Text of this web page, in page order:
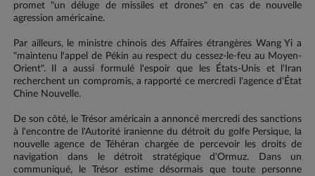
promet "un déluge de missiles et drones" en cas de nouvelle
agression américaine.
Par ailleurs, le ministre chinois des Affaires étrangères Wang Yi a
"maintenu l'appel de Pékin au respect du cessez-le-feu au Moyen-
Orient". Il a aussi formulé l'espoir que les États-Unis et l'Iran
recherchent un compromis, a rapporté ce mercredi l'agence d'État
Chine Nouvelle.
De son côté, le Trésor américain a annoncé mercredi des sanctions
à l'encontre de l'Autorité iranienne du détroit du golfe Persique, la
nouvelle agence de Téhéran chargée de percevoir les droits de
navigation dans le détroit stratégique d'Ormuz. Dans un
communiqué, le Trésor estime désormais que toute personne